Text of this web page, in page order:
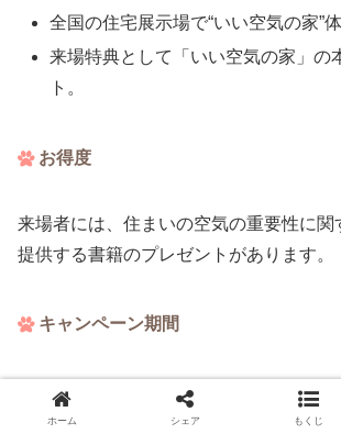
全国の住宅展示場で“いい空気の家”
来場特典として「いい空気の家」の
ト。
お得度
来場者には、住まいの空気の重要性に関
提供する書籍のプレゼントがあります。
キャンペーン期間
2024年1月6日(土)〜3月31日(日)
ホーム シェア もくじ